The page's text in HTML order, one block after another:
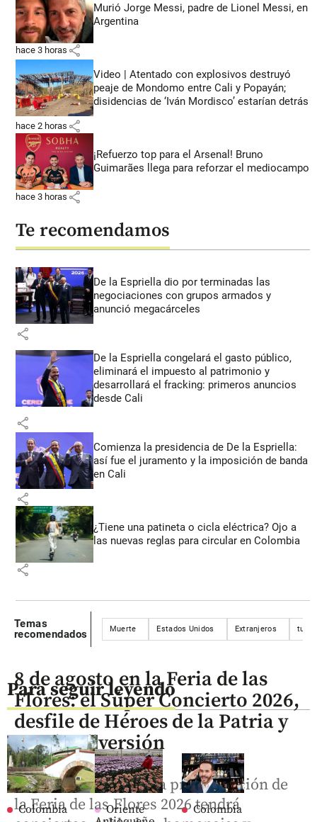
Murió Jorge Messi, padre de Lionel Messi, en
Argentina
hace 3 horas share
Video | Atentado con explosivos destruyó
peaje de Mondomo entre Cali y Popayán;
disidencias de ‘Iván Mordisco’ estarían detrás
hace 2 horas share
¡Refuerzo top para el Arsenal! Bruno
Guimarães llega para reforzar el mediocampo
hace 3 horas share
Te recomendamos
De la Espriella dio por terminadas las
negociaciones con grupos armados y
anunció megacárceles
share
De la Espriella congelará el gasto público,
eliminará el impuesto al patrimonio y
desarrollará el fracking: primeros anuncios
desde Cali
share
Comienza la presidencia de De la Espriella:
así fue el juramento y la imposición de banda
en Cali
share
¿Tiene una patineta o cicla eléctrica? Ojo a
las nuevas reglas para circular en Colombia
share
Temas
recomendados
Muerte Estados Unidos Extranjeros
Para seguir leyendo
Colombia
Oriente
Colombia
8 de agosto en la Feria de las
Flores: el Súper Concierto 2026,
desfile de Héroes de la Patria y
mucha diversión
El penúltimo día de la programación de
la Feria de las Flores 2026 tendrá